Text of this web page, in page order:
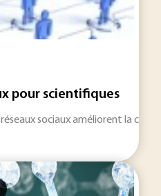
pour scientifiques
sociaux améliorent la